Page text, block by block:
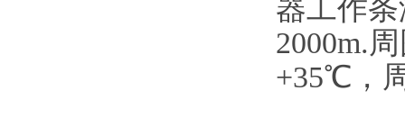
器工作
2000m.
+35℃，